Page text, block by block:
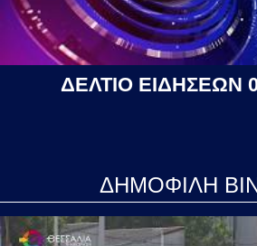
ΔΕΛΤΙΟ ΕΙΔΗΣΕΩΝ
ΔΗΜΟΦΙΛΗ